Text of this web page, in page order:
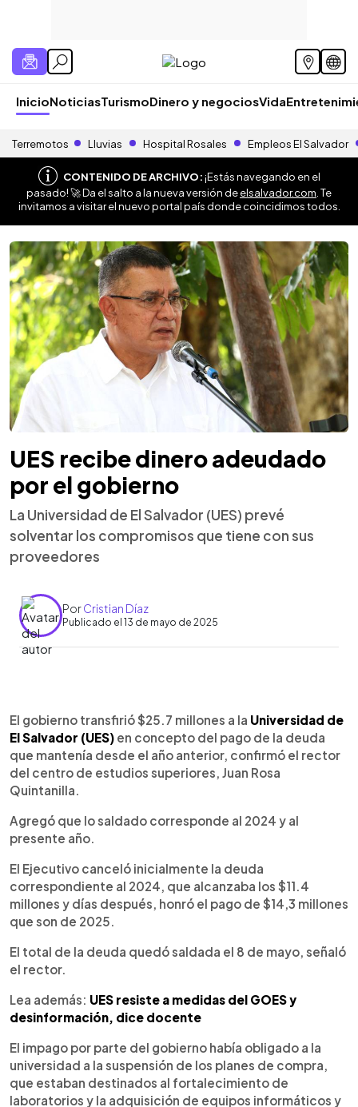
InicioNoticiasTurismoDinero y negociosVida
Terremotos Lluvias Hospital Rosales Empleos El Salvador
CONTENIDO DE ARCHIVO:¡Estás navegando en el
pasado! 🚀 Da el salto a la nueva versión deelsalvador.com . Te
invitamos a visitar el nuevo portal país donde coincidimos todos.
UES recibe dinero adeudado
por el gobierno
La Universidad de El Salvador (UES) prevé
solventar los compromisos que tiene con sus
proveedores
PorCristian Díaz
Publicado el 13 de mayo de 2025
► Escuchar artículo
El gobierno transfirió $25.7 millones a la Universidad de
El Salvador (UES) en concepto del pago de la deuda
que mantenía desde el año anterior, confirmó el rector
del centro de estudios superiores, Juan Rosa
Quintanilla.
Agregó que lo saldado corresponde al 2024 y al
presente año.
El Ejecutivo canceló inicialmente la deuda
correspondiente al 2024, que alcanzaba los $11.4
millones y días después, honró el pago de $14,3 millones
que son de 2025.
El total de la deuda quedó saldada el 8 de mayo, señaló
el rector.
Lea además: UES resiste a medidas del GOES y
desinformación, dice docente
El impago por parte del gobierno había obligado a la
universidad a la suspensión de los planes de compra,
que estaban destinados al fortalecimiento de
laboratorios y la adquisición de equipos informáticos y